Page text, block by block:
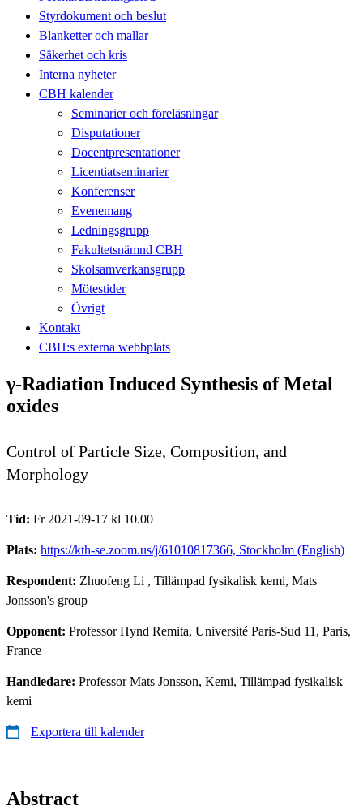
Styrdokument och beslut
Blanketter och mallar
Säkerhet och kris
Interna nyheter
CBH kalender
Seminarier och föreläsningar
Disputationer
Docentpresentationer
Licentiatseminarier
Konferenser
Evenemang
Ledningsgrupp
Fakultetsnämnd CBH
Skolsamverkansgrupp
Mötestider
Övrigt
Kontakt
CBH:s externa webbplats
γ-Radiation Induced Synthesis of Metal
oxides
Control of Particle Size, Composition, and
Morphology
Tid: Fr 2021-09-17 kl 10.00
Plats: https://kth-se.zoom.us/j/61010817366, Stockholm (English)
Respondent: Zhuofeng Li , Tillämpad fysikalisk kemi, Mats
Jonsson's group
Opponent: Professor Hynd Remita, Université Paris-Sud 11, Paris,
France
Handledare: Professor Mats Jonsson, Kemi, Tillämpad fysikalisk
kemi
Exportera till kalender
Abstract